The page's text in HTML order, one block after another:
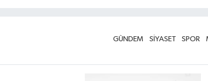
GÜNDEM SİYASET SPOR